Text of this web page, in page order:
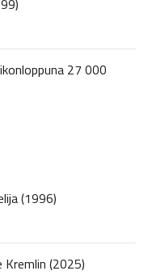
27 000
(1996)
(2025)